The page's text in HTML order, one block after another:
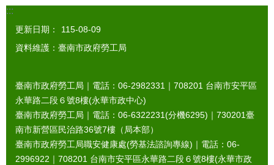
:::
更新日期：
115-08-09
資料維護：臺南市政府勞工局
臺南市政府勞工局｜電話：06-2982331｜ 708201 台南市安平區
永華路二段６號8樓(永華市政中心)
臺南市政府勞工局｜電話：06-6322231(分機6295)｜ 730201臺
南市新營區民治路36號7樓（局本部）
臺南市政府勞工局職安健康處(勞基法諮詢專線)｜電話：06-
2996922｜ 708201 台南市安平區永華路二段６號8樓(永華市政